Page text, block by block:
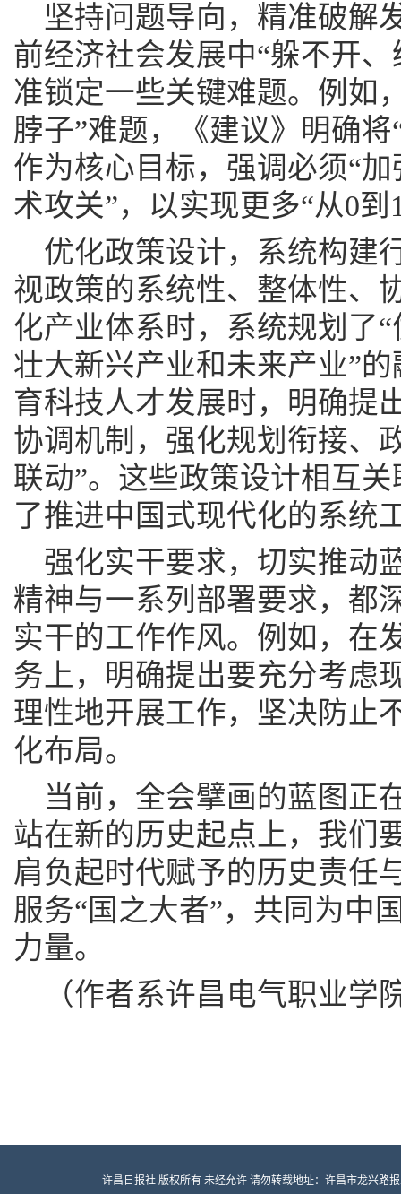
坚持问题导向，精准破解
前经济社会发展中“躲不开
准锁定一些关键难题。例如
脖子”难题，《建议》明确
作为核心目标，强调必须“
术攻关”，以实现更多“从0到
优化政策设计，系统构建
视政策的系统性、整体性、
化产业体系时，系统规划了
壮大新兴产业和未来产业”
育科技人才发展时，明确提
协调机制，强化规划衔接、
联动”。这些政策设计相互
了推进中国式现代化的系统
强化实干要求，切实推动
精神与一系列部署要求，都
实干的工作作风。例如，在
务上，明确提出要充分考虑
理性地开展工作，坚决防止
化布局。
当前，全会擘画的蓝图正
站在新的历史起点上，我们
肩负起时代赋予的历史责任
服务“国之大者”，共同为中
力量。
（作者系许昌电气职业学
许昌日报社 版权所有 未经允许 请勿转载地址：许昌市龙兴路